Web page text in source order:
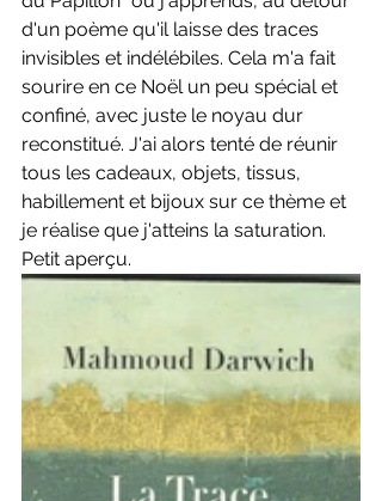
d'un poème qu'il laisse des traces
invisibles et indélébiles. Cela m'a fait
sourire en ce Noël un peu spécial et
confiné, avec juste le noyau dur
reconstitué. J'ai alors tenté de réunir
tous les cadeaux, objets, tissus,
habillement et bijoux sur ce thème et
je réalise que j'atteins la saturation.
Petit aperçu.